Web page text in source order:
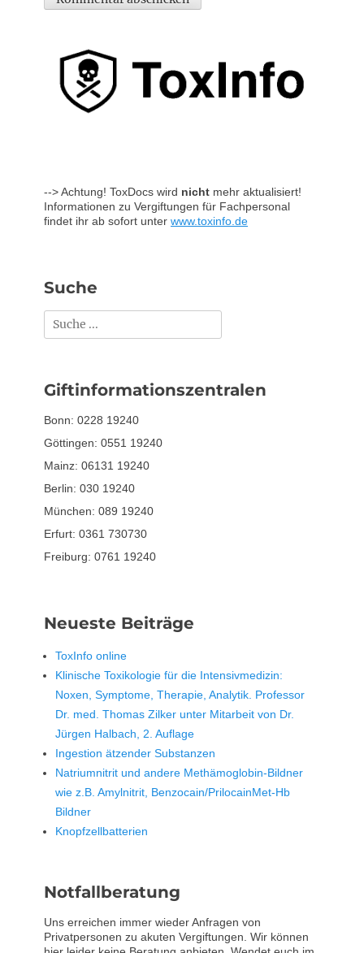
--> Achtung! ToxDocs wird nicht mehr aktualisiert!
Informationen zu Vergiftungen für Fachpersonal
findet ihr ab sofort unter www.toxinfo.de
Suche
Suchen
nach:
Giftinformationszentralen
Bonn: 0228 19240
Göttingen: 0551 19240
Mainz: 06131 19240
Berlin: 030 19240
München: 089 19240
Erfurt: 0361 730730
Freiburg: 0761 19240
Neueste Beiträge
ToxInfo online
Klinische Toxikologie für die Intensivmedizin:
Noxen, Symptome, Therapie, Analytik. Professor
Dr. med. Thomas Zilker unter Mitarbeit von Dr.
Jürgen Halbach, 2. Auflage
Ingestion ätzender Substanzen
Natriumnitrit und andere Methämoglobin-Bildner
wie z.B. Amylnitrit, Benzocain/PrilocainMet-Hb
Bildner
Knopfzellbatterien
Notfallberatung
Uns erreichen immer wieder Anfragen von
Privatpersonen zu akuten Vergiftungen. Wir können